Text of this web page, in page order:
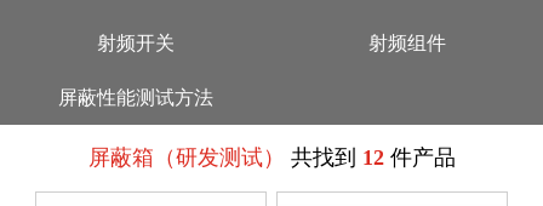
射频开关 射频组件
屏蔽性能测试方法
屏蔽箱（研发测试） 共找到 12件产品